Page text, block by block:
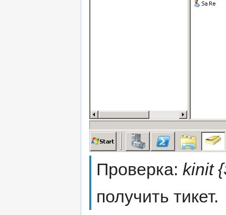
Проверка: kinit
получить тикет.